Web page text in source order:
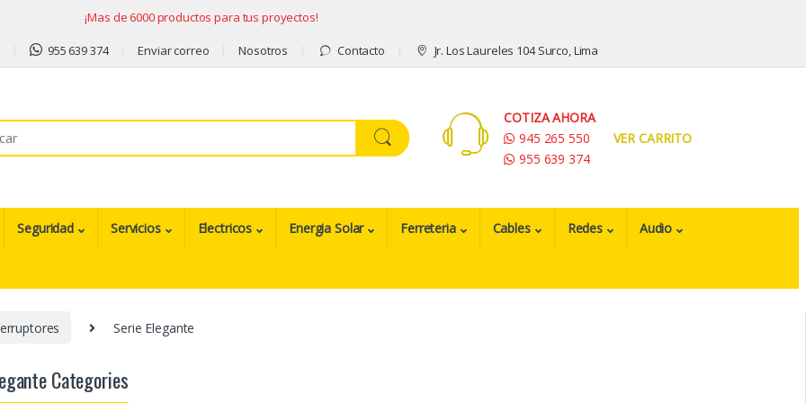
¡Mas de 6000 productos para tus proyectos!
955 639 374 Enviar correo Nosotros Contacto Jr. Los Laureles 104 Surco, Lima
COTIZA AHORA
945 265 550
955 639 374
VER CARRITO
Seguridad Servicios Electricos Energia Solar Ferreteria Cables Redes Audio
Serie Elegante
Categories